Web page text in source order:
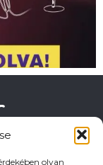
olyan